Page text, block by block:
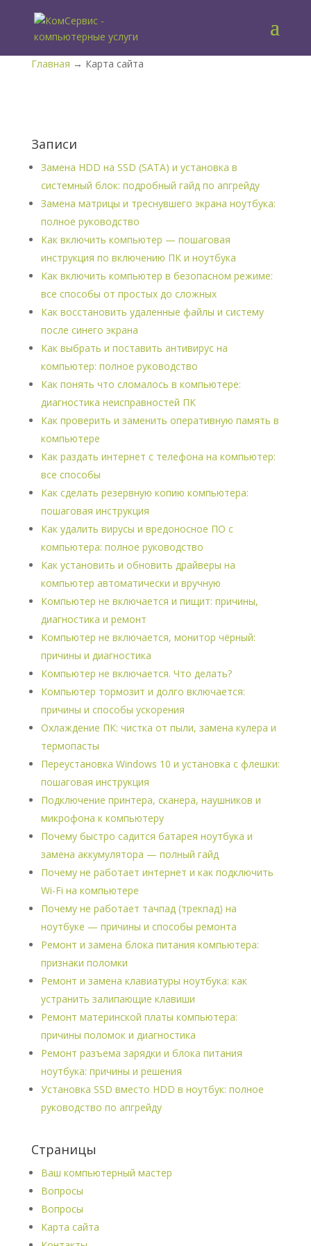
Главная → Карта сайта
Записи
Замена HDD на SSD (SATA) и установка в
системный блок: подробный гайд по апгрейду
Замена матрицы и треснувшего экрана ноутбука:
полное руководство
Как включить компьютер — пошаговая
инструкция по включению ПК и ноутбука
Как включить компьютер в безопасном режиме:
все способы от простых до сложных
Как восстановить удаленные файлы и систему
после синего экрана
Как выбрать и поставить антивирус на
компьютер: полное руководство
Как понять что сломалось в компьютере:
диагностика неисправностей ПК
Как проверить и заменить оперативную память в
компьютере
Как раздать интернет с телефона на компьютер:
все способы
Как сделать резервную копию компьютера:
пошаговая инструкция
Как удалить вирусы и вредоносное ПО с
компьютера: полное руководство
Как установить и обновить драйверы на
компьютер автоматически и вручную
Компьютер не включается и пищит: причины,
диагностика и ремонт
Компьютер не включается, монитор чёрный:
причины и диагностика
Компьютер не включается. Что делать?
Компьютер тормозит и долго включается:
причины и способы ускорения
Охлаждение ПК: чистка от пыли, замена кулера и
термопасты
Переустановка Windows 10 и установка с флешки:
пошаговая инструкция
Подключение принтера, сканера, наушников и
микрофона к компьютеру
Почему быстро садится батарея ноутбука и
замена аккумулятора — полный гайд
Почему не работает интернет и как подключить
Wi-Fi на компьютере
Почему не работает тачпад (трекпад) на
ноутбуке — причины и способы ремонта
Ремонт и замена блока питания компьютера:
признаки поломки
Ремонт и замена клавиатуры ноутбука: как
устранить залипающие клавиши
Ремонт материнской платы компьютера:
причины поломок и диагностика
Ремонт разъема зарядки и блока питания
ноутбука: причины и решения
Установка SSD вместо HDD в ноутбук: полное
руководство по апгрейду
Страницы
Ваш компьютерный мастер
Вопросы
Вопросы
Карта сайта